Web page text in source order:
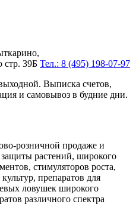
стр. 39Б Тел.: 8 (495) 198-07-97
Выписка счетов,
и самовывоз в будние дни.
розничной продаже и
растений, широкого
стимуляторов роста,
препаратов для
ловушек широкого
различного спектра